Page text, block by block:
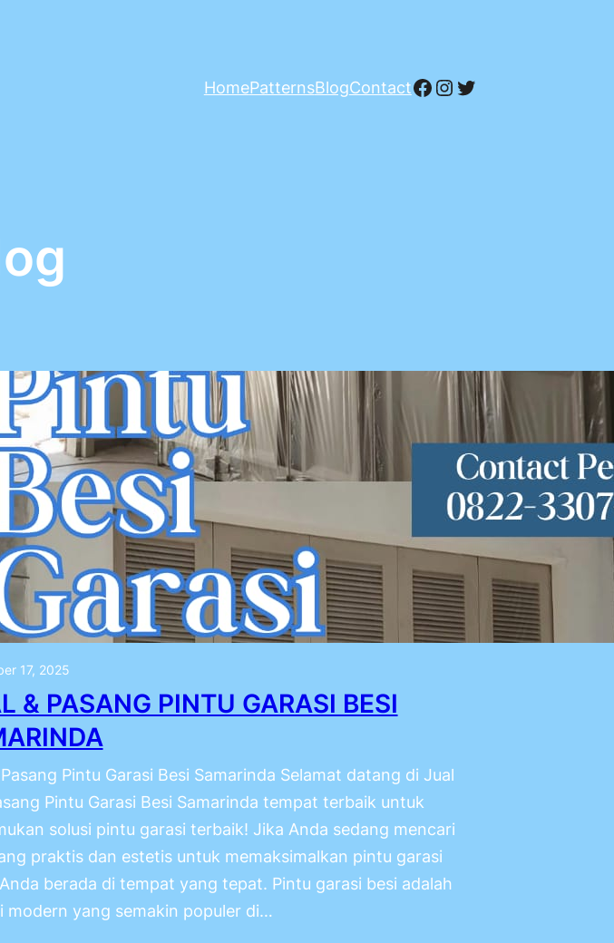
HomePatternsBlogContactFacebook
Instagram
Twitter
17, 2025
& PASANG PINTU GARASI BESI
Pintu Garasi Besi Samarinda Selamat datang di Jual
Pintu Garasi Besi Samarinda tempat terbaik untuk
solusi pintu garasi terbaik! Jika Anda sedang mencari
praktis dan estetis untuk memaksimalkan pintu garasi
berada di tempat yang tepat. Pintu garasi besi adalah
modern yang semakin populer di…